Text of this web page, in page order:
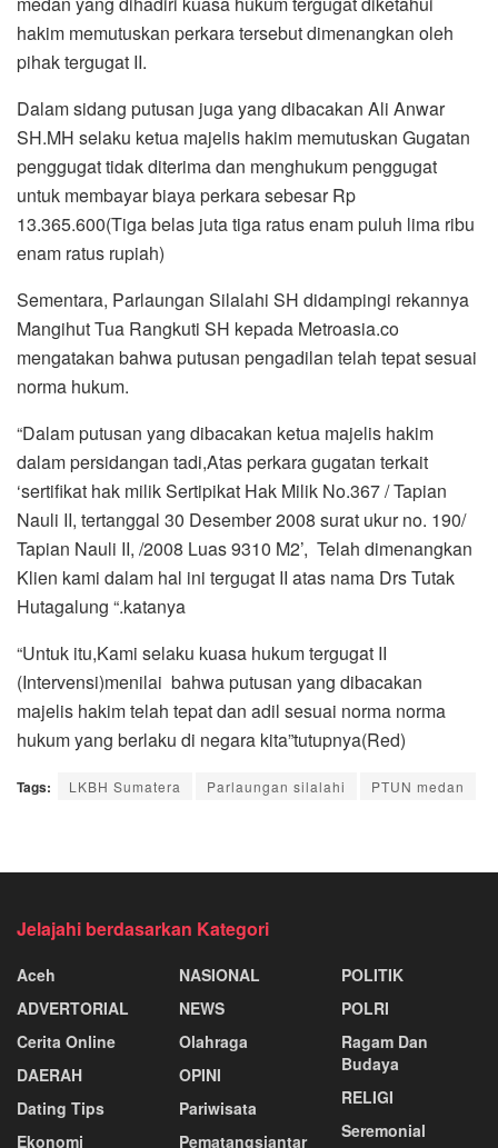
hakim memutuskan perkara tersebut dimenangkan oleh
pihak tergugat II.
Dalam sidang putusan juga yang dibacakan Ali Anwar
SH.MH selaku ketua majelis hakim memutuskan Gugatan
penggugat tidak diterima dan menghukum penggugat
untuk membayar biaya perkara sebesar Rp
13.365.600(Tiga belas juta tiga ratus enam puluh lima ribu
enam ratus rupiah)
Sementara, Parlaungan Silalahi SH didampingi rekannya
Mangihut Tua Rangkuti SH kepada Metroasia.co
mengatakan bahwa putusan pengadilan telah tepat sesuai
norma hukum.
“Dalam putusan yang dibacakan ketua majelis hakim
dalam persidangan tadi,Atas perkara gugatan terkait
‘sertifikat hak milik Sertipikat Hak Milik No.367 / Tapian
Nauli II, tertanggal 30 Desember 2008 surat ukur no. 190/
Tapian Nauli II, /2008 Luas 9310 M2’, Telah dimenangkan
Klien kami dalam hal ini tergugat II atas nama Drs Tutak
Hutagalung “.katanya
“Untuk itu,Kami selaku kuasa hukum tergugat II
(Intervensi)menilai bahwa putusan yang dibacakan
majelis hakim telah tepat dan adil sesuai norma norma
hukum yang berlaku di negara kita”tutupnya(Red)
Tags: LKBH Sumatera Parlaungan silalahi PTUN medan
Jelajahi berdasarkan Kategori
Aceh
ADVERTORIAL
Cerita Online
DAERAH
Dating Tips
Ekonomj
NASIONAL
NEWS
Olahraga
OPINI
Pariwisata
Pematangsiantar
POLITIK
POLRI
Ragam Dan
Budaya
RELIGI
Seremonial